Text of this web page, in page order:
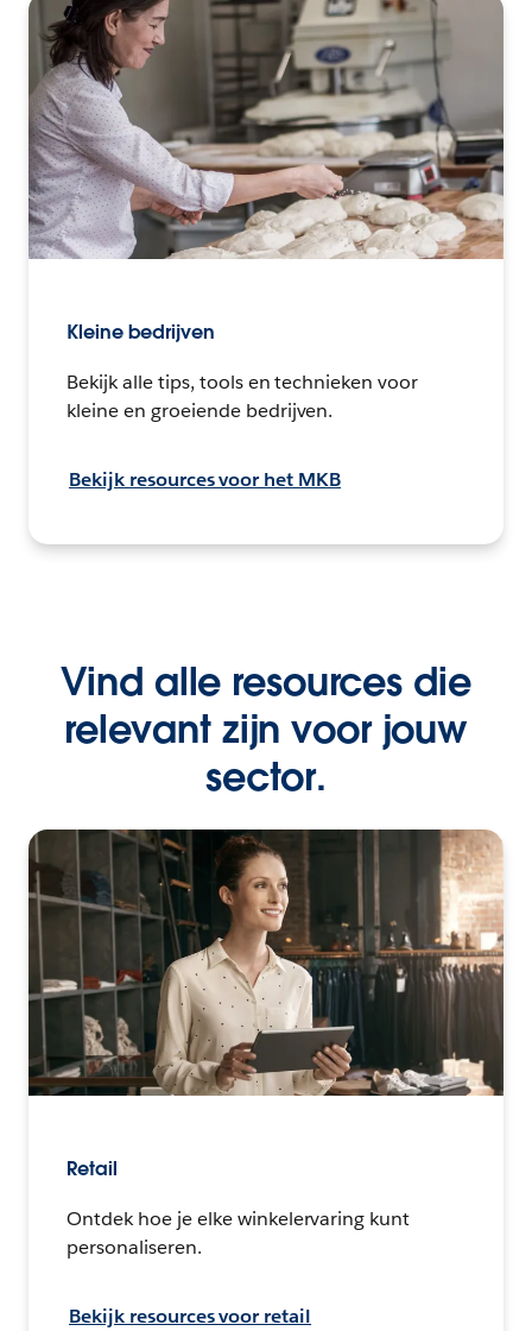
Kleine bedrijven
Bekijk alle tips, tools en technieken voor
kleine en groeiende bedrijven.
Bekijk resources voor het MKB
Vind alle resources die
relevant zijn voor jouw
sector.
Retail
Ontdek hoe je elke winkelervaring kunt
personaliseren.
Bekijk resources voor retail